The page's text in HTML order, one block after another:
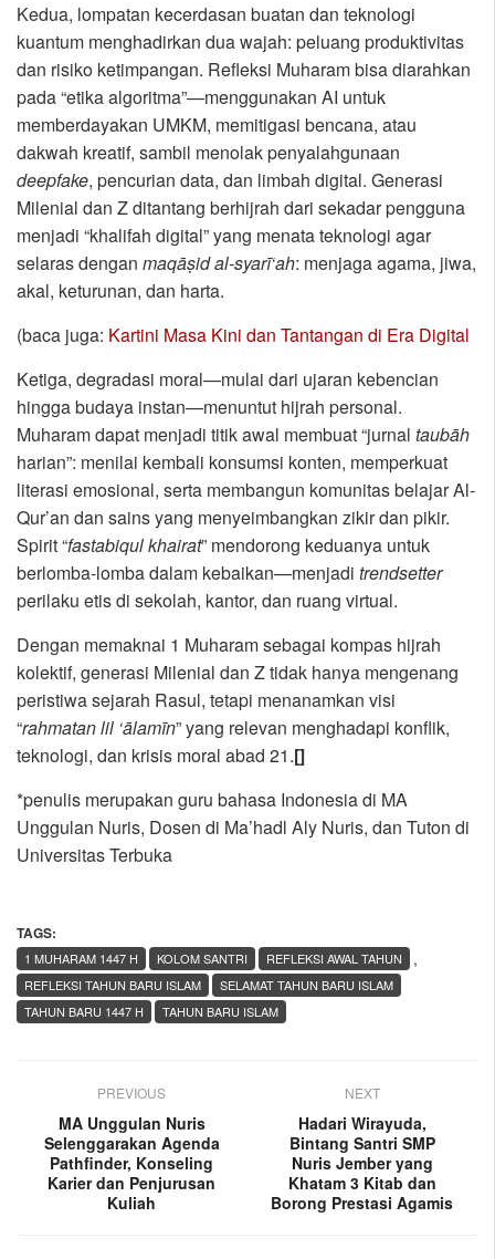
Kedua, lompatan kecerdasan buatan dan teknologi
kuantum menghadirkan dua wajah: peluang produktivitas
dan risiko ketimpangan. Refleksi Muharam bisa diarahkan
pada “etika algoritma”—menggunakan AI untuk
memberdayakan UMKM, memitigasi bencana, atau
dakwah kreatif, sambil menolak penyalahgunaan
deepfake, pencurian data, dan limbah digital. Generasi
Milenial dan Z ditantang berhijrah dari sekadar pengguna
menjadi “khalifah digital” yang menata teknologi agar
selaras dengan maqāṣid al-syarī‘ah: menjaga agama, jiwa,
akal, keturunan, dan harta.
(baca juga: Kartini Masa Kini dan Tantangan di Era Digital
Ketiga, degradasi moral—mulai dari ujaran kebencian
hingga budaya instan—menuntut hijrah personal.
Muharam dapat menjadi titik awal membuat “jurnal taubāh
harian”: menilai kembali konsumsi konten, memperkuat
literasi emosional, serta membangun komunitas belajar Al-
Qur’an dan sains yang menyeimbangkan zikir dan pikir.
Spirit “fastabiqul khairat” mendorong keduanya untuk
berlomba-lomba dalam kebaikan—menjadi trendsetter
perilaku etis di sekolah, kantor, dan ruang virtual.
Dengan memaknai 1 Muharam sebagai kompas hijrah
kolektif, generasi Milenial dan Z tidak hanya mengenang
peristiwa sejarah Rasul, tetapi menanamkan visi
“rahmatan lil ‘ālamīn” yang relevan menghadapi konflik,
teknologi, dan krisis moral abad 21.[]
*penulis merupakan guru bahasa Indonesia di MA
Unggulan Nuris, Dosen di Ma’hadl Aly Nuris, dan Tuton di
Universitas Terbuka
TAGS:
,
1 MUHARAM 1447 H KOLOM SANTRI
REFLEKSI AWAL TAHUN
REFLEKSI TAHUN BARU ISLAM
SELAMAT TAHUN BARU ISLAM
TAHUN BARU 1447 H
TAHUN BARU ISLAM
PREVIOUS
MA Unggulan Nuris
Selenggarakan Agenda
Pathfinder, Konseling
Karier dan Penjurusan
Kuliah
NEXT
Hadari Wirayuda,
Bintang Santri SMP
Nuris Jember yang
Khatam 3 Kitab dan
Borong Prestasi Agamis